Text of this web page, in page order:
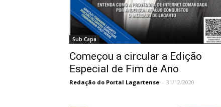
Sub Capa
Começou a circular a Edição
Especial de Fim de Ano
Redação do Portal Lagartense - 31/12/2020